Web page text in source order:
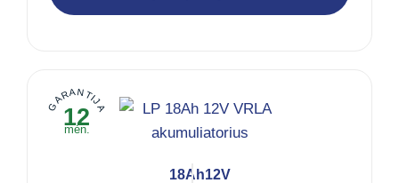
GARANTIJA
12
mėn.
18Ah12V